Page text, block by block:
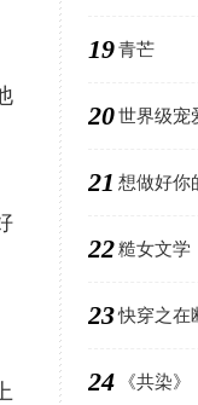
19青芒
20世界级宠
21 想做好你
22糙女文学
23快穿之在
24 《共染》